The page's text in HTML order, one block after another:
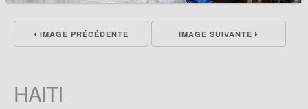
IMAGE PRÉCÉDENTE IMAGE SUIVANTE
HAITI